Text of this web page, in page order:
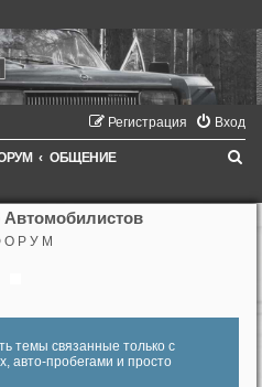
Вход
Регистрация
ОБЩЕНИЕ
Автомобилистов
О Р У М
темы связанные только с
авто-пробегами и просто